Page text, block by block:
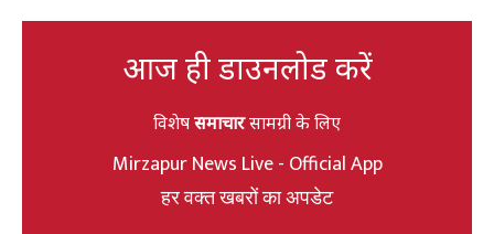
आज ही डाउनलोड करें
विशेषसमाचारसामग्री के लिए
Mirzapur News Live - Official App
हर वक्त खबरों का अपडेट